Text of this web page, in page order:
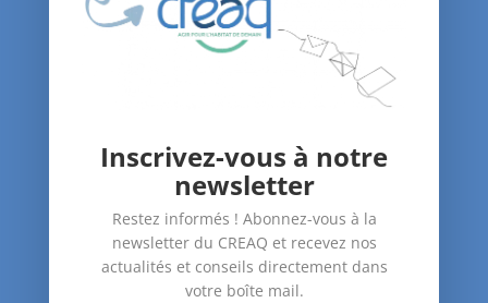
Agenda
Santé dans le logement
Accompagnement des publics
Inscrivez-vous à notre
newsletter
Restez informés ! Abonnez-vous à la
newsletter du CREAQ et recevez nos
actualités et conseils directement dans
votre boîte mail.